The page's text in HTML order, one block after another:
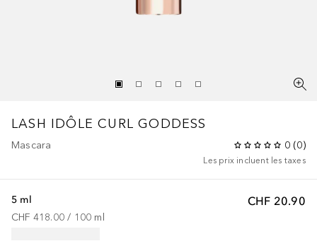
LASH IDÔLE CURL GODDESS
Mascara 0 (0)
Les prix incluent les taxes
CHF 20.90
5 ml
CHF 418.00 / 100 ml